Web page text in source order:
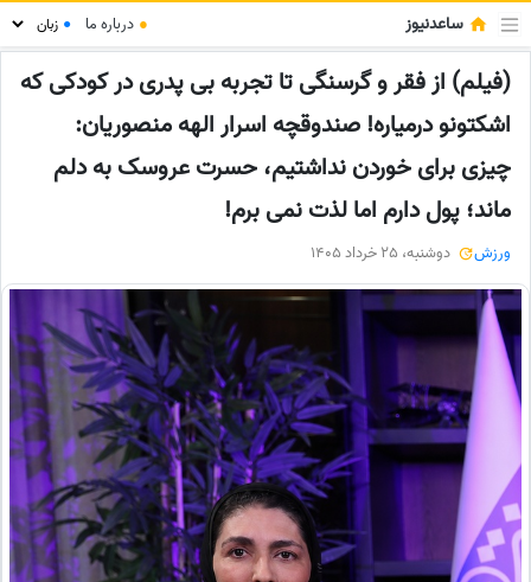
ساعدنیوز ● درباره ما ●
(فیلم) از فقر و گرسنگی تا تجربه بی پدری در کودکی که
اشکتونو درمیاره! صندوقچه اسرار الهه منصوریان:
چیزی برای خوردن نداشتیم، حسرت عروسک به دلم
ماند؛ پول دارم اما لذت نمی برم!
ورزش دوشنبه، 25 خرداد 1405